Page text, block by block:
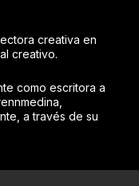
creativa en
creativo.
como escritora a
a través de su